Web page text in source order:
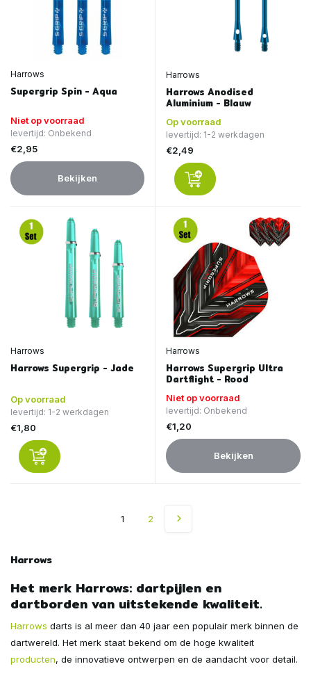
Harrows
Supergrip Spin - Aqua
Niet op voorraad
levertijd: Onbekend
€2,95
Bekijken
Harrows
Harrows Anodised
Aluminium - Blauw
Op voorraad
levertijd: 1-2 werkdagen
€2,49
Harrows
Harrows Supergrip - Jade
Op voorraad
levertijd: 1-2 werkdagen
€1,80
Harrows
Harrows Supergrip Ultra
Dartflight - Rood
Niet op voorraad
levertijd: Onbekend
€1,20
Bekijken
1 2
Harrows
Het merk Harrows: dartpijlen en
dartborden van uitstekende kwaliteit.
Harrows darts is al meer dan 40 jaar een populair merk binnen de
dartwereld. Het merk staat bekend om de hoge kwaliteit
producten, de innovatieve ontwerpen en de aandacht voor detail.